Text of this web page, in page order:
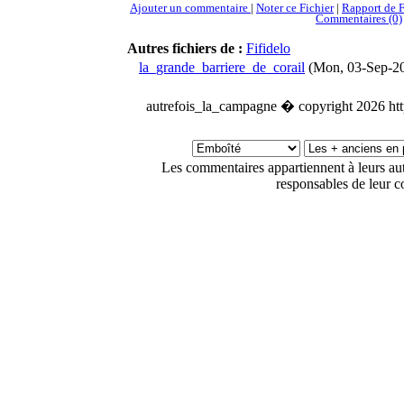
Ajouter un commentaire | Noter ce Fichier| Rapport de
Commentaires (0)
Autres fichiers de : Fifidelo
la_grande_barriere_de_corail (Mon, 03-Sep-
autrefois_la_campagne � copyright 2026
Les commentaires appartiennent à leurs
responsables de leur